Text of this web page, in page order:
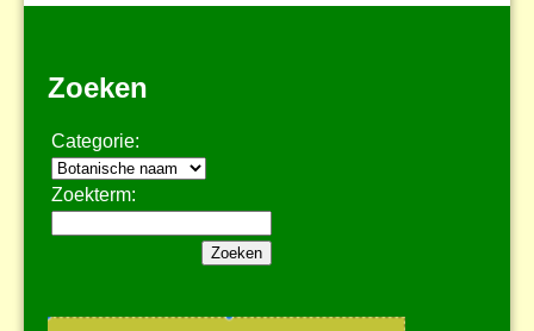
Zoeken
Categorie:
Zoekterm: